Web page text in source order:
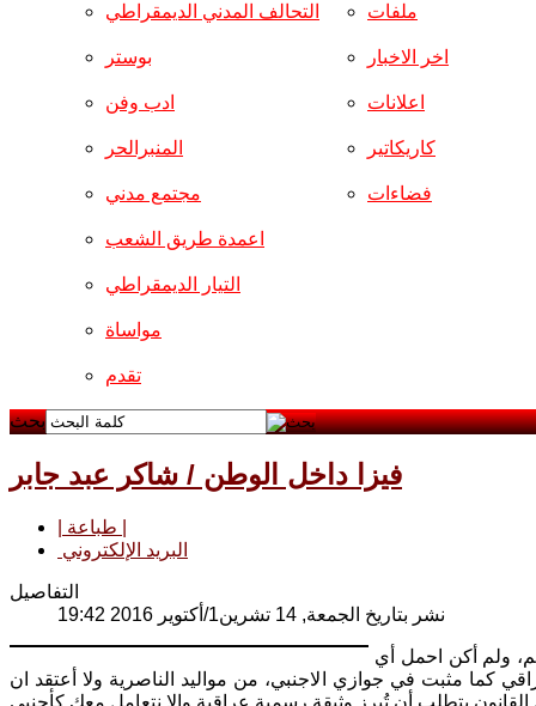
التحالف المدني الديمقراطي
بوستر
ادب وفن
المنبرالحر
مجتمع مدني
ملفات
اخر الاخبار
اعلانات
كاريكاتير
فضاءات
اعمدة طريق الشعب
التيار الديمقراطي
مواساة
تقدم
بحث
فيزا داخل الوطن / شاكر عبد جابر
البريد الإلكتروني
التفاصيل
نشر بتاريخ الجمعة, 14 تشرين1/أكتوير 2016 19:42
ولم أكن احمل أي
كما مثبت في جوازي الاجنبي، من مواليد الناصرية ولا أعتقد ان